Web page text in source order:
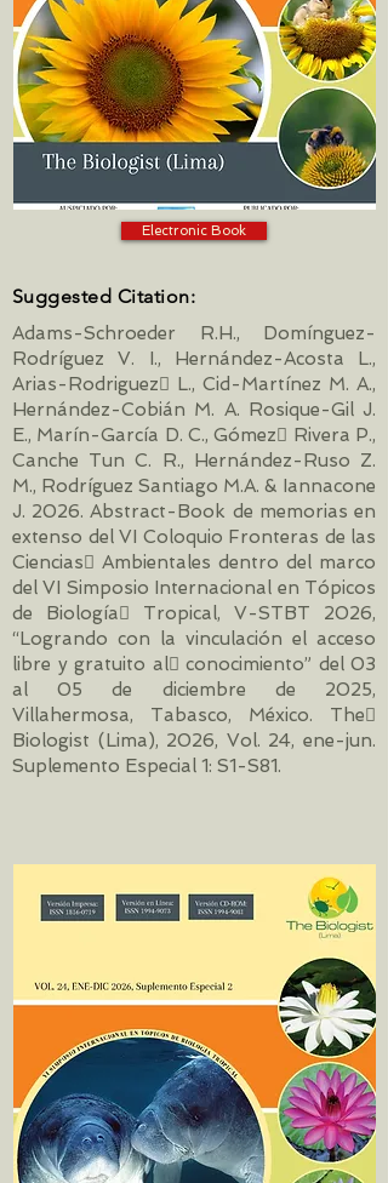
Electronic Book
Suggested Citation:
Adams-Schroeder R.H., Domínguez-
Rodríguez V. I., Hernández-Acosta L.,
Arias-Rodriguez􀀠 L., Cid-Martínez M. A.,
Hernández-Cobián M. A. Rosique-Gil J.
E., Marín-García D. C., Gómez􀀠 Rivera P.,
Canche Tun C. R., Hernández-Ruso Z.
M., Rodríguez Santiago M.A. & Iannacone
J. 2026. Abstract-Book de memorias en
extenso del VI Coloquio Fronteras de las
Ciencias􀀠 Ambientales dentro del marco
del VI Simposio Internacional en Tópicos
de Biología􀀠 Tropical, V-STBT 2026,
“Logrando con la vinculación el acceso
libre y gratuito al􀀠 conocimiento” del 03
al 05 de diciembre de 2025,
Villahermosa, Tabasco, México. The􀀠
Biologist (Lima), 2026, Vol. 24, ene-jun.
Suplemento Especial 1: S1-S81.